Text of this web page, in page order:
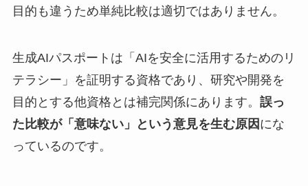
目的も違うため単純比較は適切ではありません。
生成AIパスポートは「AIを安全に活用するためのリ
テラシー」を証明する資格であり、研究や開発を
目的とする他資格とは補完関係にあります。 誤っ
た比較が「意味ない」という意見を生む原因 にな
っているのです。